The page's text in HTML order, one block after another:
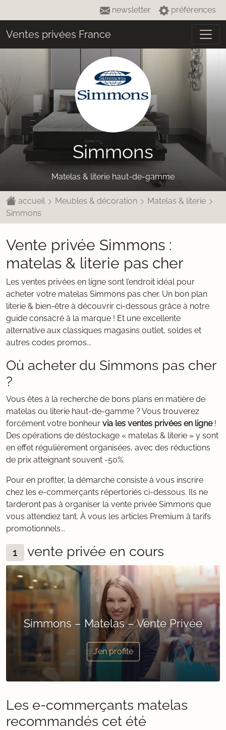
newsletter préférences
Ventes privées France
Simmons
Matelas & literie haut-de-gamme
accueil Meubles & décoration
Matelas & literie
Simmons
Vente privée Simmons :
matelas & literie pas cher
Les ventes privées en ligne sont l’endroit idéal pour
acheter votre matelas Simmons pas cher. Un bon plan
literie & bien-être à découvrir ci-dessous grâce à notre
guide consacré à la marque ! Et une excellente
alternative aux classiques magasins outlet, soldes et
autres codes promos...
Où acheter du Simmons pas cher
?
Vous êtes à la recherche de bons plans en matière de
matelas ou literie haut-de-gamme ? Vous trouverez
forcément votre bonheur via les ventes privées en ligne!
Des opérations de déstockage « matelas & literie » y sont
en effet régulièrement organisées, avec des réductions
de prix atteignant souvent -50%.
Pour en profiter, la démarche consiste à vous inscrire
chez les e-commerçants répertoriés ci-dessous. Ils ne
tarderont pas à organiser la vente privée Simmons que
vous attendiez tant. À vous les articles Premium à tarifs
promotionnels...
1 vente privée en cours
Simmons – Matelas – Vente Privée
J’en profite
Les e-commerçants matelas
recommandés cet été